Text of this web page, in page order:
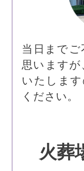
当日まで
思いますが
いたしま
ください。
火葬